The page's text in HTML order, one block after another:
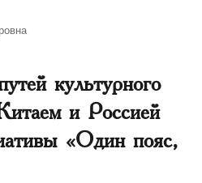
культурного
и Россией
«Один пояс,